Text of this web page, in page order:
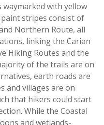
with yellow
stripes consist of
Northern Route, all
linking the Carian
Hiking Routes and the
of the trails are on
earth roads are
and villages are on
that hikers could start
While the Coastal
and wetlands-